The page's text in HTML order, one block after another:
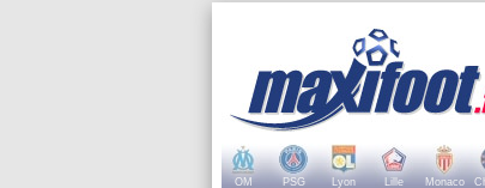
OM PSG Lyon Lille Monaco